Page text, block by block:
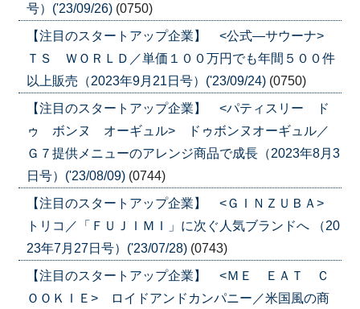
号）('23/09/26) (0750)
【注目のスタートアップ企業】 <公式―サウーナ>
ＴＳ ＷＯＲＬＤ／単価１００万円でも年間５００件
以上販売（2023年9月21日号）('23/09/24) (0750)
【注目のスタートアップ企業】 <パティスリー ド
ゥ ボンヌ オーギュル> ドゥボンヌオーギュル／
Ｇ７提供メニューのアレンジ商品で成長（2023年8月3
日号）('23/08/09) (0744)
【注目のスタートアップ企業】 <ＧＩＮＺＵＢＡ>
トリコ／「ＦＵＪＩＭＩ」に次ぐ人気ブランドへ （20
23年7月27日号）('23/07/28) (0743)
【注目のスタートアップ企業】 <ＭＥ ＥＡＴ Ｃ
ＯＯＫＩＥ> ロイドアンドカンパニー／米国風の商